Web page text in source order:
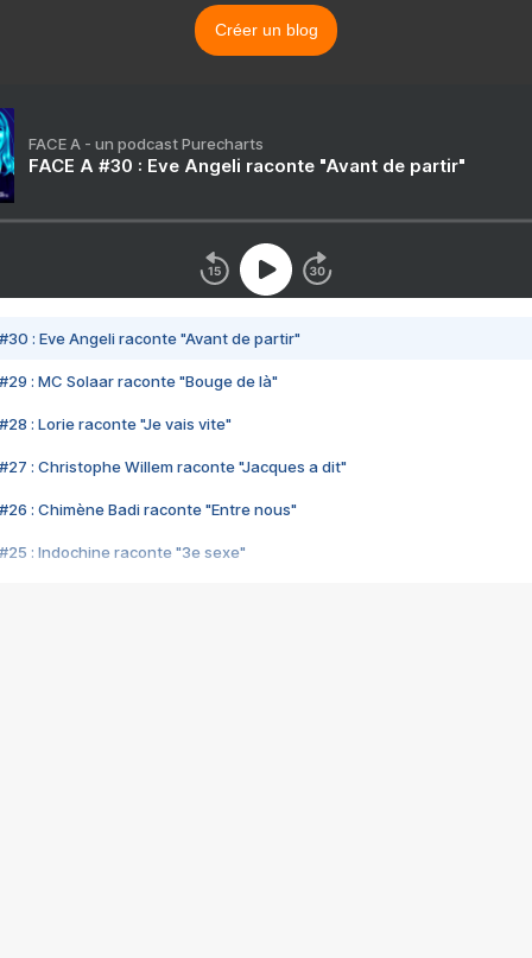
Créer un blog
FACE A - un podcast Purecharts
FACE A #30 : Eve Angeli raconte "Avant de partir"
#30 : Eve Angeli raconte "Avant de partir"
#29 : MC Solaar raconte "Bouge de là"
#28 : Lorie raconte "Je vais vite"
#27 : Christophe Willem raconte "Jacques a dit"
#26 : Chimène Badi raconte "Entre nous"
#25 : Indochine raconte "3e sexe"